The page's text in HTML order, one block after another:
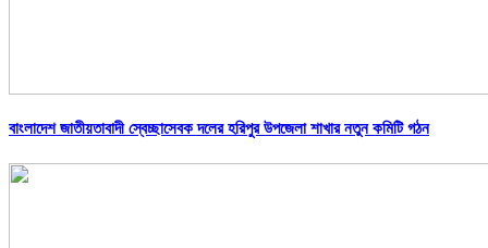
বাংলাদেশ জাতীয়তাবাদী স্বেচ্ছাসেবক দলের হরিপুর উপজেলা শাখার নতুন কমিটি গঠন